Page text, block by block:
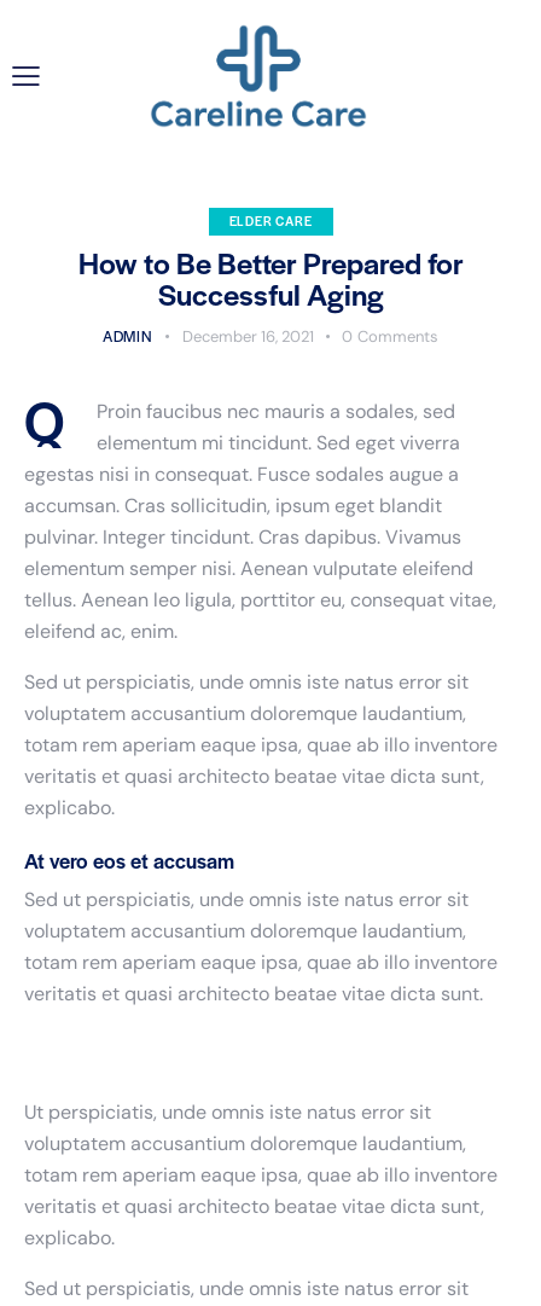
ELDER CARE
How to Be Better Prepared for
Successful Aging
ADMIN December 16, 2021 0 Comments
Q
Proin faucibus nec mauris a sodales, sed
elementum mi tincidunt. Sed eget viverra
egestas nisi in consequat. Fusce sodales augue a
accumsan. Cras sollicitudin, ipsum eget blandit
pulvinar. Integer tincidunt. Cras dapibus. Vivamus
elementum semper nisi. Aenean vulputate eleifend
tellus. Aenean leo ligula, porttitor eu, consequat vitae,
eleifend ac, enim.
Sed ut perspiciatis, unde omnis iste natus error sit
voluptatem accusantium doloremque laudantium,
totam rem aperiam eaque ipsa, quae ab illo inventore
veritatis et quasi architecto beatae vitae dicta sunt,
explicabo.
At vero eos et accusam
Sed ut perspiciatis, unde omnis iste natus error sit
voluptatem accusantium doloremque laudantium,
totam rem aperiam eaque ipsa, quae ab illo inventore
veritatis et quasi architecto beatae vitae dicta sunt.
Ut perspiciatis, unde omnis iste natus error sit
voluptatem accusantium doloremque laudantium,
totam rem aperiam eaque ipsa, quae ab illo inventore
veritatis et quasi architecto beatae vitae dicta sunt,
explicabo.
Sed ut perspiciatis, unde omnis iste natus error sit